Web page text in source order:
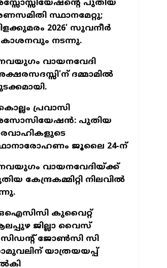
പുതിയ
സ്ഥാനമേറ്റു;
2026' സുവനീര്‍
നടന്നു.
വായനവേദി
ദമ്മാമില്‍
പ്രവാസി
പുതിയ
ജൂലൈ 24-ന്
വായനവേദിയ്ക്ക്
കേന്ദ്രകമ്മിറ്റി നിലവില്‍
കുവൈറ്റ്
ജില്ലാ വൈസ്
ജോണ്‍സി സി
യാത്രയയപ്പ്